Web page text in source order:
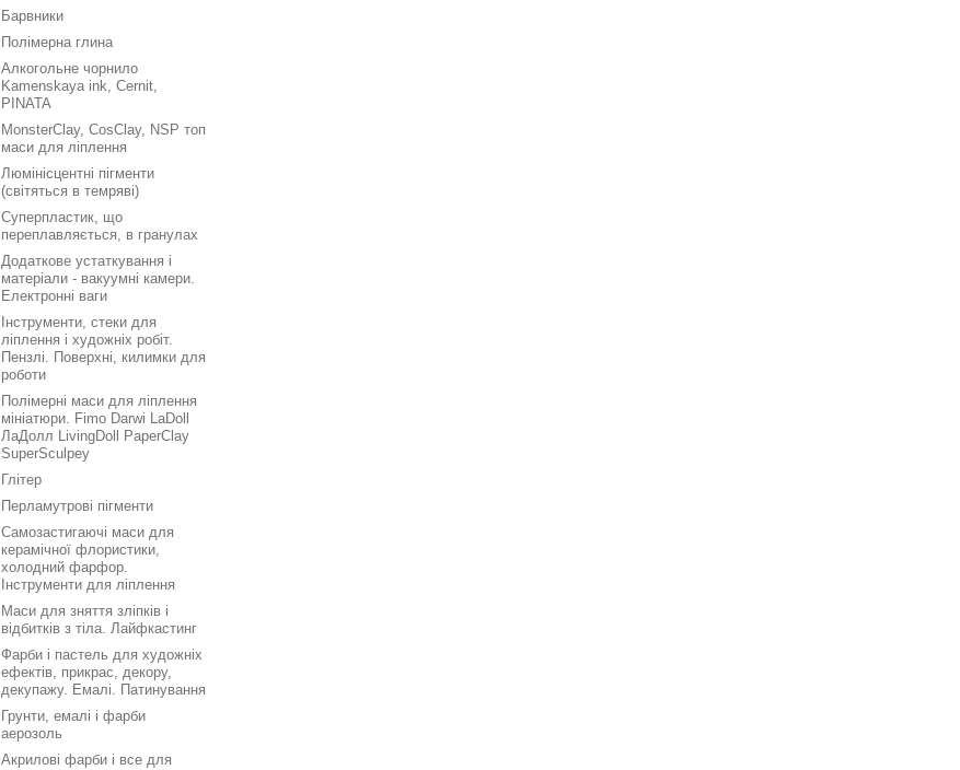
Барвники
Полімерна глина
Алкогольне чорнило
Kamenskaya ink, Cernit,
PINATA
MonsterClay, CosClay, NSP топ
маси для ліплення
Люмінісцентні пігменти
(світяться в темряві)
Суперпластик, що
переплавляється, в гранулах
Додаткове устаткування і
матеріали - вакуумні камери.
Електронні ваги
Інструменти, стеки для
ліплення і художніх робіт.
Пензлі. Поверхні, килимки для
роботи
Полімерні маси для ліплення
мініатюри. Fimo Darwi LaDoll
ЛаДолл LivingDoll PaperClay
SuperSculpey
Глітер
Перламутрові пігменти
Самозастигаючі маси для
керамічної флористики,
холодний фарфор.
Інструменти для ліплення
Маси для зняття зліпків і
відбитків з тіла. Лайфкастинг
Фарби і пастель для художніх
ефектів, прикрас, декору,
декупажу. Емалі. Патинування
Грунти, емалі і фарби
аерозоль
Акрилові фарби і все для